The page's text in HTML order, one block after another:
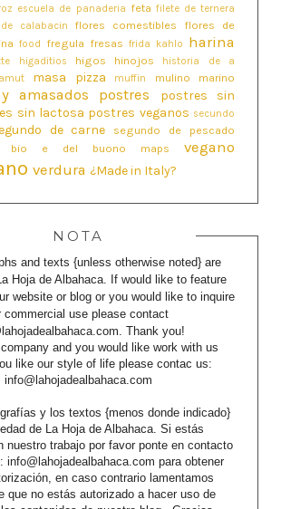
escuela de panaderia feta filete de ternera
calabacin flores comestibles
flores de
food fregula fresas frida kahlo harina
higaditios higos hinojos
historia de a
masa pizza muffin mulino marino
amasados postres
postres sin
sin lactosa postres veganos secundo
de carne
segundo de pescado
bio e del buono maps
vegano
verdura ¿Made in Italy?
NOTA
and texts {unless otherwise noted} are
Hoja de Albahaca. If would like to feature
website or blog or you would like to inquire
commercial use please contact
Thank you!
and you would like work with us
like our style of life please contac us:
info@lahojadealbahaca.com
y los textos {menos donde indicado}
de La Hoja de Albahaca. Si estás
nuestro trabajo por favor ponte en contacto
info@lahojadealbahaca.com para obtener
en caso contrario lamentamos
que no estás autorizado a hacer uso de